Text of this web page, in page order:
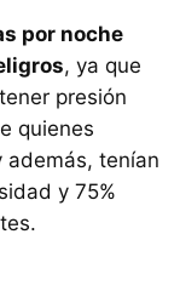
por noche
, ya que
presión
quienes
además, tenían
y 75%